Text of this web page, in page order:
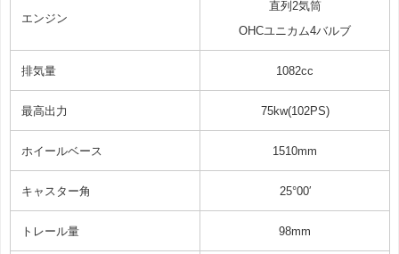
エンジン
直列2気筒
OHCユニカム4バルブ
排気量 1082cc
最高出力 75kw(102PS)
ホイールベース 1510mm
キャスター角 25°00′
トレール量 98mm